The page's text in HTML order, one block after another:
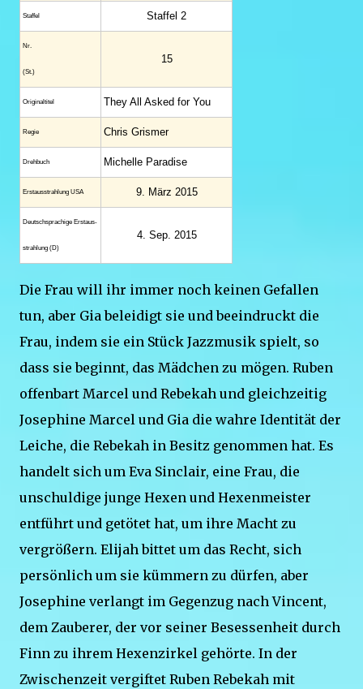
Staffel Staffel 2
Nr.
(St.)
15
Original­titel They All Asked for You
Regie Chris Grismer
Drehbuch Michelle Paradise
Erstaus­strahlung USA 9. März 2015
Deutsch­sprachige Erstaus­
strahlung (D)
4. Sep. 2015
Die Frau will ihr immer noch keinen Gefallen
tun, aber Gia beleidigt sie und beeindruckt die
Frau, indem sie ein Stück Jazzmusik spielt, so
dass sie beginnt, das Mädchen zu mögen. Ruben
offenbart Marcel und Rebekah und gleichzeitig
Josephine Marcel und Gia die wahre Identität der
Leiche, die Rebekah in Besitz genommen hat. Es
handelt sich um Eva Sinclair, eine Frau, die
unschuldige junge Hexen und Hexenmeister
entführt und getötet hat, um ihre Macht zu
vergrößern. Elijah bittet um das Recht, sich
persönlich um sie kümmern zu dürfen, aber
Josephine verlangt im Gegenzug nach Vincent,
dem Zauberer, der vor seiner Besessenheit durch
Finn zu ihrem Hexenzirkel gehörte. In der
Zwischenzeit vergiftet Ruben Rebekah mit